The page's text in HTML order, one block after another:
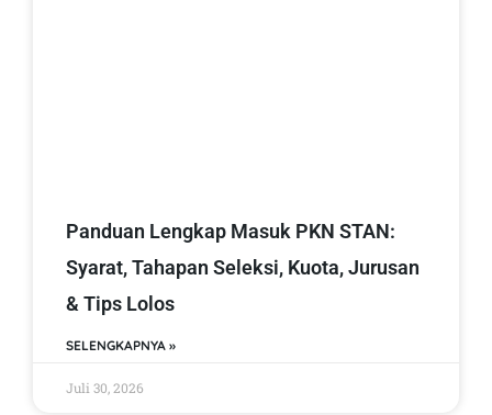
Panduan Lengkap Masuk PKN STAN:
Syarat, Tahapan Seleksi, Kuota, Jurusan
& Tips Lolos
SELENGKAPNYA »
Juli 30, 2026